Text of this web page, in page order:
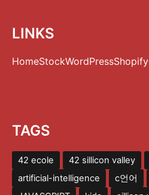
LINKS
HomeStockWordPressShopify
TAGS
42 ecole 42 sillicon valley
artificial-intelligence
c언어